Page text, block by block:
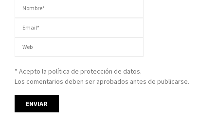
* Acepto la política de protección de datos.
Los comentarios deben ser aprobados antes de publicarse.